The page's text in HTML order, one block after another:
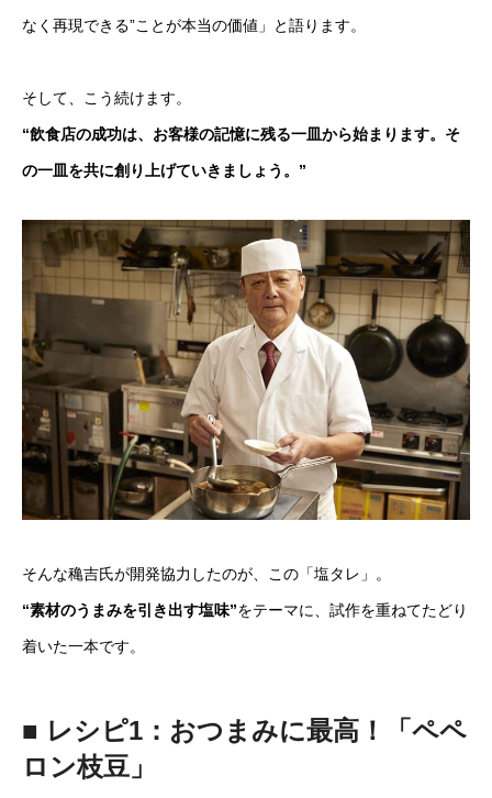
なく再現できる”ことが本当の価値」と語ります。
そして、こう続けます。
“飲食店の成功は、お客様の記憶に残る一皿から始まります。そ
の一皿を共に創り上げていきましょう。”
そんな穐吉氏が開発協力したのが、この「塩タレ」。
“素材のうまみを引き出す塩味”をテーマに、試作を重ねてたどり
着いた一本です。
■ レシピ1：おつまみに最高！「ペペ
ロン枝豆」